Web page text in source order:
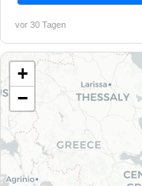
vor 30 Tagen
+
−